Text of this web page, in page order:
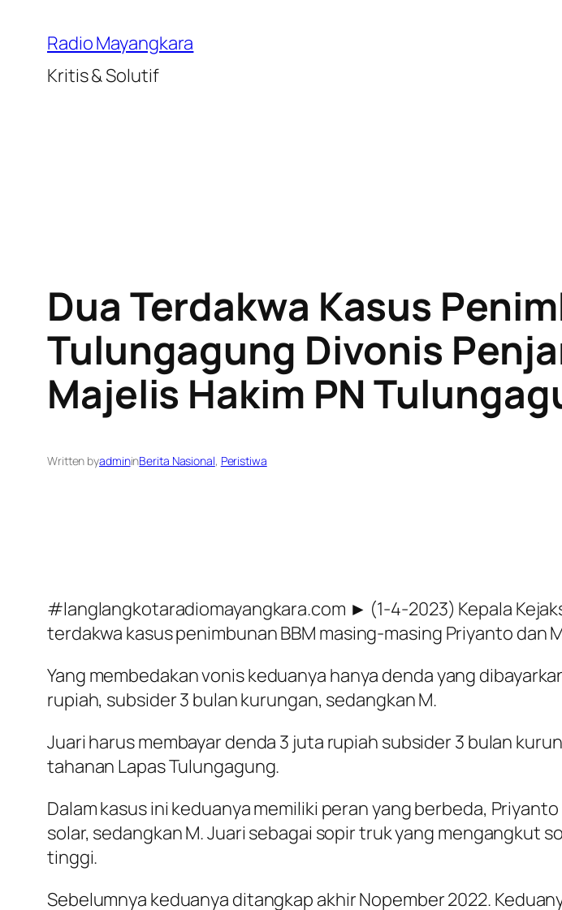
konten
Radio Mayangkara
Kritis & Solutif
Dua Terdakwa Kasus
Tulungagung Divonis
Majelis Hakim PN
Written byadmininBerita Nasional, Peristiwa
#langlangkotaradiomayangkara.com ► (1-4-2023) Kepala
terdakwa kasus penimbunan BBM masing-masing Priyanto dan
Yang membedakan vonis keduanya hanya denda yang
rupiah, subsider 3 bulan kurungan, sedangkan M.
Juari harus membayar denda 3 juta rupiah subsider 3 bulan
tahanan Lapas Tulungagung.
Dalam kasus ini keduanya memiliki peran yang berbeda,
solar, sedangkan M. Juari sebagai sopir truk yang mengangkut
tinggi.
Sebelumnya keduanya ditangkap akhir Nopember 2022.